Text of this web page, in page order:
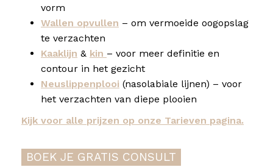
vorm
Wallen opvullen – om vermoeide oogopslag
te verzachten
Kaaklijn & kin – voor meer definitie en
contour in het gezicht
Neuslippenplooi (nasolabiale lijnen) – voor
het verzachten van diepe plooien
Kijk voor alle prijzen op onze Tarieven pagina.
BOEK JE GRATIS CONSULT